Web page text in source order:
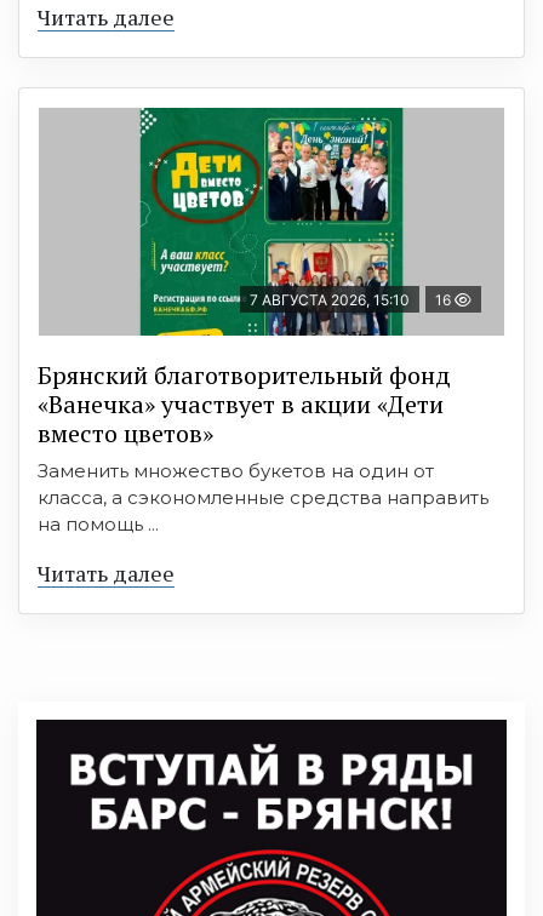
Читать далее
7 АВГУСТА 2026, 15:10 16
Брянский благотворительный фонд
«Ванечка» участвует в акции «Дети
вместо цветов»
Заменить множество букетов на один от
класса, а сэкономленные средства направить
на помощь ...
Читать далее